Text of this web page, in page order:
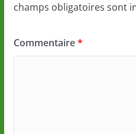
champs obligatoires sont
Commentaire*